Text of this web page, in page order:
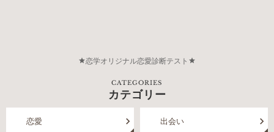
恋学オリジナル恋愛診断テスト
CATEGORIES
カテゴリー
恋愛 出会い